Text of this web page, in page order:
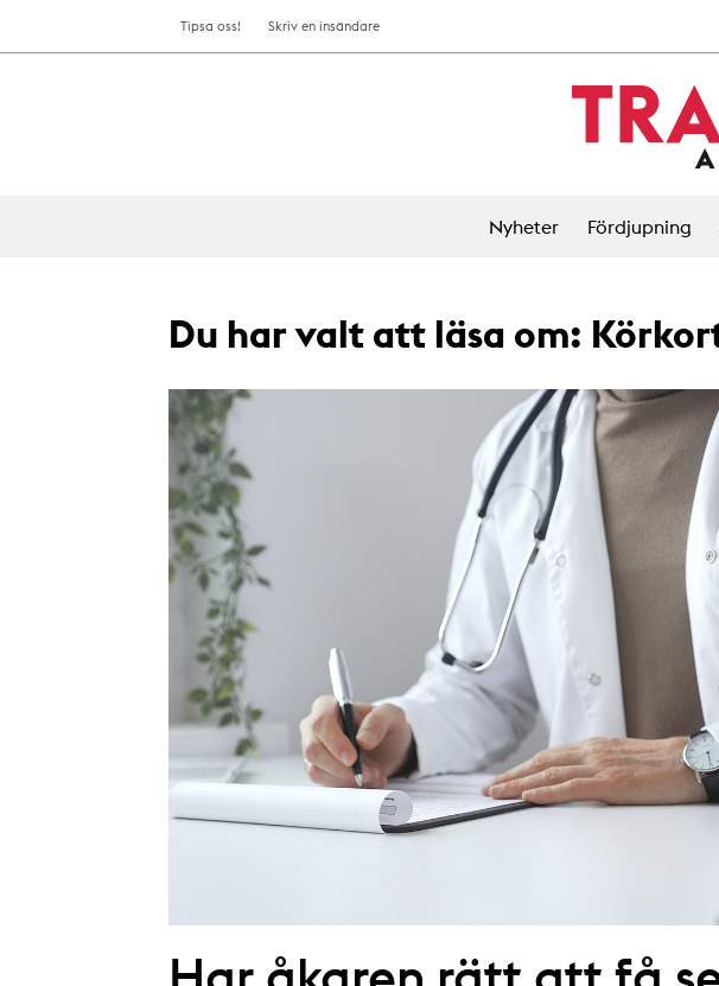
Tipsa oss! Skriv en insändare
Nyheter Fördjupning
Du har valt att läsa om: